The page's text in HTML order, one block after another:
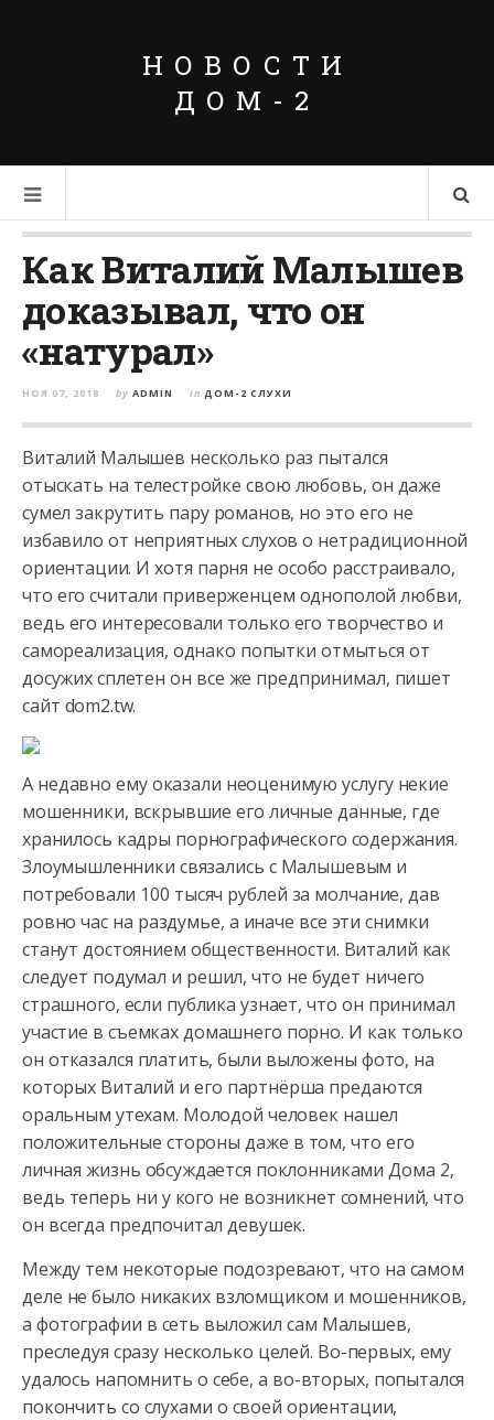
НОВОСТИ
ДОМ-2
Как Виталий Малышев
доказывал, что он
«натурал»
НОЯ 07, 2018 by ADMIN in ДОМ-2 СЛУХИ
Виталий Малышев несколько раз пытался
отыскать на телестройке свою любовь, он даже
сумел закрутить пару романов, но это его не
избавило от неприятных слухов о нетрадиционной
ориентации. И хотя парня не особо расстраивало,
что его считали приверженцем однополой любви,
ведь его интересовали только его творчество и
самореализация, однако попытки отмыться от
досужих сплетен он все же предпринимал, пишет
сайт dom2.tw.
А недавно ему оказали неоценимую услугу некие
мошенники, вскрывшие его личные данные, где
хранилось кадры порнографического содержания.
Злоумышленники связались с Малышевым и
потребовали 100 тысяч рублей за молчание, дав
ровно час на раздумье, а иначе все эти снимки
станут достоянием общественности. Виталий как
следует подумал и решил, что не будет ничего
страшного, если публика узнает, что он принимал
участие в съемках домашнего порно. И как только
он отказался платить, были выложены фото, на
которых Виталий и его партнёрша предаются
оральным утехам. Молодой человек нашел
положительные стороны даже в том, что его
личная жизнь обсуждается поклонниками Дома 2,
ведь теперь ни у кого не возникнет сомнений, что
он всегда предпочитал девушек.
Между тем некоторые подозревают, что на самом
деле не было никаких взломщиком и мошенников,
а фотографии в сеть выложил сам Малышев,
преследуя сразу несколько целей. Во-первых, ему
удалось напомнить о себе, а во-вторых, попытался
покончить со слухами о своей ориентации,